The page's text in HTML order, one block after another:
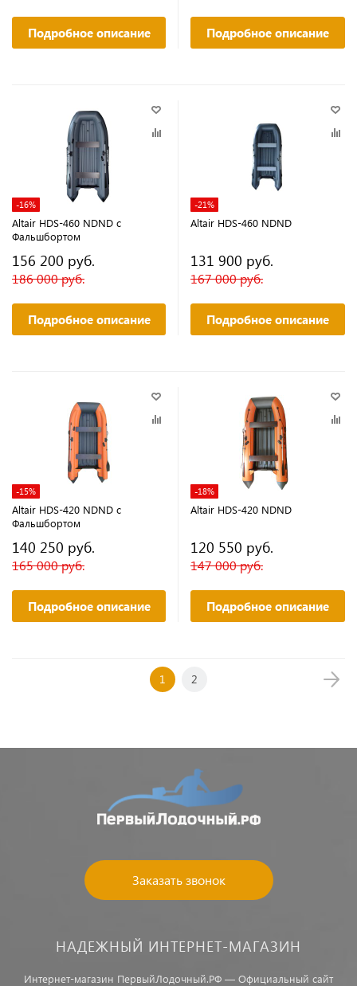
Подробное описание Подробное описание
-16%
Altair HDS-460 NDND с
Фальшбортом
156 200 руб.
186 000 руб.
Подробное описание
-21%
Altair HDS-460 NDND
131 900 руб.
167 000 руб.
Подробное описание
-15%
Altair HDS-420 NDND с
Фальшбортом
140 250 руб.
165 000 руб.
Подробное описание
-18%
Altair HDS-420 NDND
120 550 руб.
147 000 руб.
Подробное описание
1 2
Заказать звонок
НАДЕЖНЫЙ ИНТЕРНЕТ-МАГАЗИН
Интернет-магазин ПервыйЛодочный.РФ — Официальный сайт